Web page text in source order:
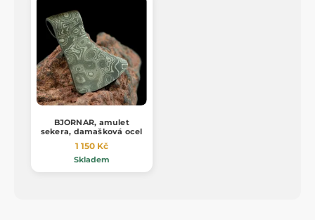
BJORNAR, amulet
sekera, damašková ocel
1 150 Kč
Skladem